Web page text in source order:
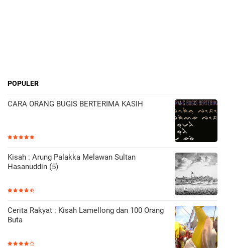
POPULER
CARA ORANG BUGIS BERTERIMA KASIH
Kisah : Arung Palakka Melawan Sultan
Hasanuddin (5)
Cerita Rakyat : Kisah Lamellong dan 100 Orang
Buta